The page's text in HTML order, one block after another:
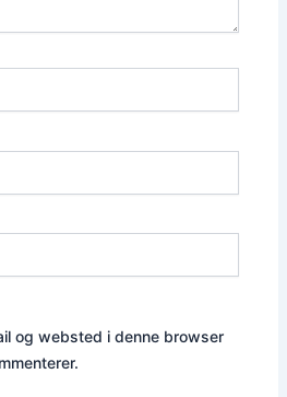
og websted i denne browser